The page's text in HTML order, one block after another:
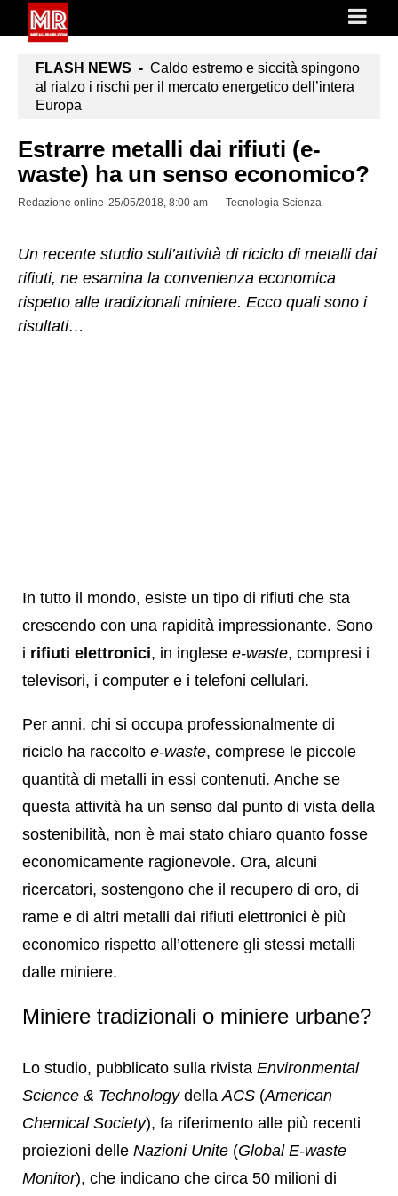
FLASH NEWS - Caldo estremo e siccità spingono
al rialzo i rischi per il mercato energetico dell’intera
Europa
Estrarre metalli dai rifiuti (e-
waste) ha un senso economico?
Redazione online 25/05/2018, 8:00 am Tecnologia-Scienza
Un recente studio sull’attività di riciclo di metalli dai
rifiuti, ne esamina la convenienza economica
rispetto alle tradizionali miniere. Ecco quali sono i
risultati…
In tutto il mondo, esiste un tipo di rifiuti che sta
crescendo con una rapidità impressionante. Sono
i rifiuti elettronici, in inglese e-waste, compresi i
televisori, i computer e i telefoni cellulari.
Per anni, chi si occupa professionalmente di
riciclo ha raccolto e-waste, comprese le piccole
quantità di metalli in essi contenuti. Anche se
questa attività ha un senso dal punto di vista della
sostenibilità, non è mai stato chiaro quanto fosse
economicamente ragionevole. Ora, alcuni
ricercatori, sostengono che il recupero di oro, di
rame e di altri metalli dai rifiuti elettronici è più
economico rispetto all’ottenere gli stessi metalli
dalle miniere.
Miniere tradizionali o miniere urbane?
Lo studio, pubblicato sulla rivista Environmental
Science & Technologydella ACS (American
Chemical Society), fa riferimento alle più recenti
proiezioni delle Nazioni Unite (Global E-waste
Monitor), che indicano che circa 50 milioni di